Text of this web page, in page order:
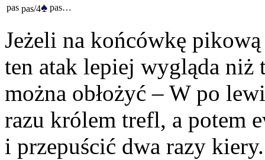
pas pas/4♠ pas…
Jeżeli na końcówkę
ten atak lepiej wygląda niż
można obłożyć – W po
razu królem trefl, a potem
i przepuścić dwa razy kiery.